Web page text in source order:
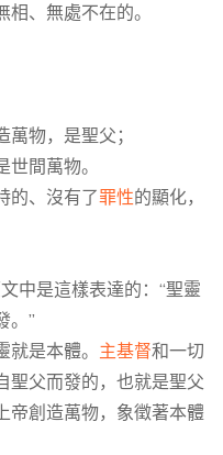
相、無處不在的。
物，是聖父；
世間萬物。
的、沒有了罪性的顯化，
中是這樣表達的 ： “聖靈
。”
就是本體。 主基督和一切
聖父而發的，也就是聖父
帝創造萬物，象徵著本體